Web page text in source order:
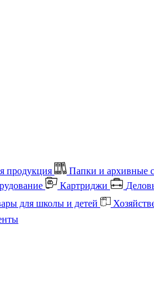
продукция Папки и архивные
Картриджи
для школы и детей